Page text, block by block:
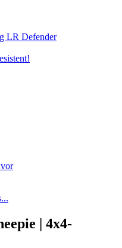
LR Defender
| 4x4-